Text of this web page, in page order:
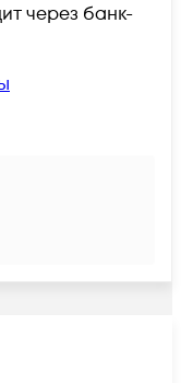
через банк-